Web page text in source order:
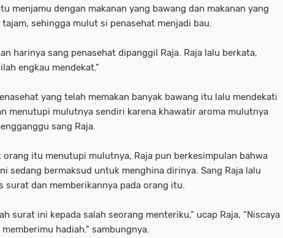
menjamu dengan makanan yang bawang dan makanan yang
tajam, sehingga mulut si penasehat menjadi bau.
harinya sang penasehat dipanggil Raja. Raja lalu berkata,
engkau mendekat.”
yang telah memakan banyak bawang itu lalu mendekati
menutupi mulutnya sendiri karena khawatir aroma mulutnya
sang Raja.
orang itu menutupi mulutnya, Raja pun berkesimpulan bahwa
sedang bermaksud untuk menghina dirinya. Sang Raja lalu
surat dan memberikannya pada orang itu.
surat ini kepada salah seorang menteriku,” ucap Raja, “Niscaya
memberimu hadiah.” sambungnya.